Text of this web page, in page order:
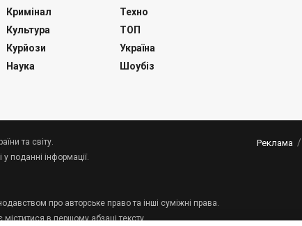
Кримінал
Культура
Курйози
Наука
Техно
ТОП
Україна
Шоубіз
Реклама
та світу.
поданні інформації.
про авторське право та інші суміжні права.
в першому абзаці тексту.